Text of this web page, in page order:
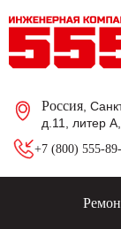
Россия ,
д.11, литер
+7 (800) 555-